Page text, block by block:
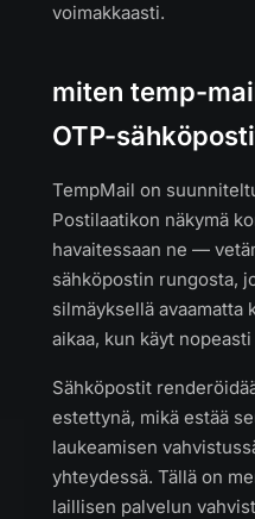
voimakkaasti.
miten temp-
OTP-
TempMail on
Postilaatikon näkymä
havaitessaan ne —
sähköpostin rungosta,
silmäyksellä avaamatta
aikaa, kun käyt
Sähköpostit
estettynä, mikä estää
laukeamisen
yhteydessä. Tällä on
laillisen palvelun